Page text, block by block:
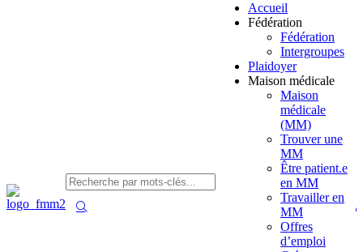
Accueil
Fédération
Fédération
Intergroupes
Plaidoyer
Maison médicale
Maison
médicale
(MM)
Trouver une
MM
Être patient.e
en MM
Travailler en
MM
Offres
d’emploi